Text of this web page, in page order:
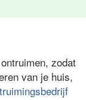
zodat
van je huis,